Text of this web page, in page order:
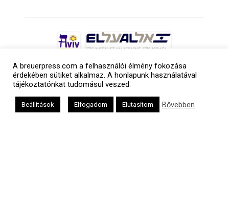
A breuerpress.com a felhasználói élmény fokozása
érdekében sütiket alkalmaz. A honlapunk használatával
tájékoztatónkat tudomásul veszed.
Beállítások Elfogadom Elutasítom Bővebben